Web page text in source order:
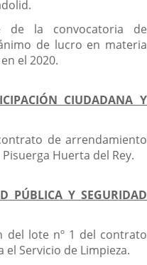
de la convocatoria de
de lucro en materia
el 2020.
CIUDADANA Y
de arrendamiento
Huerta del Rey.
PÚBLICA Y SEGURIDAD
del lote nº 1 del contrato
Servicio de Limpieza.